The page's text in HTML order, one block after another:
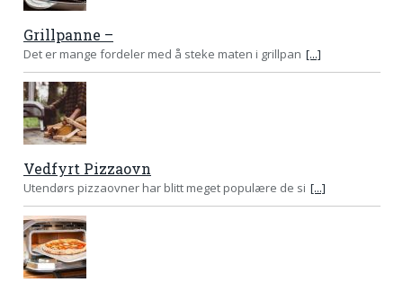
Grillpanne –
Det er mange fordeler med å steke maten i grillpan [...]
Vedfyrt Pizzaovn
Utendørs pizzaovner har blitt meget populære de si [...]